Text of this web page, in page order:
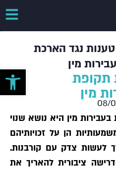
טענות נגד הארכת
מין
תקופת
מין
08/
מין היא נושא שנוי
הן על זכויותיהם
לעשות צדק עם קורבנות.
ציבורית להאריך את
פתח